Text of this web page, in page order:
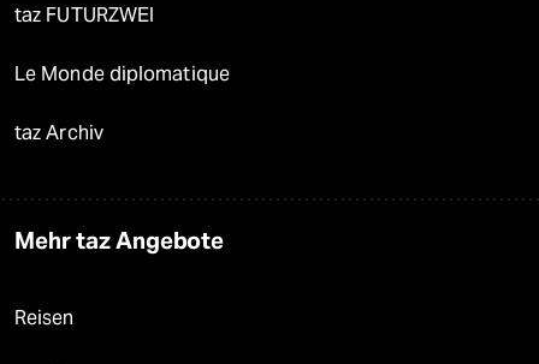
taz FUTURZWEI
Le Monde diplomatique
taz Archiv
Mehr taz Angebote
Reisen